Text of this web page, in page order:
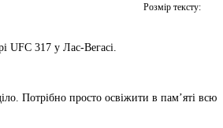
Розмір тексту:
UFC 317 у Лас-Вегасі.
Потрібно просто освіжити в пам’яті всю